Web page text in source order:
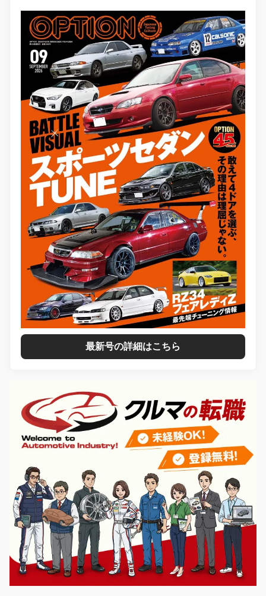
最新号の詳細はこちら